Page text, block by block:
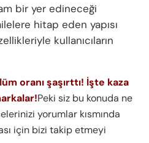
bir yer edineceği
hitap eden yapısı
kullanıcıların
oranı şaşırttı! İşte kaza
Peki siz bu konuda ne
yorumlar kısmında
için bizi takip etmeyi